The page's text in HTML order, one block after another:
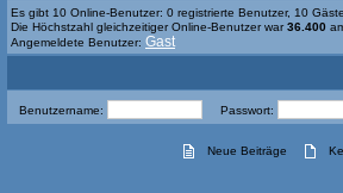
Es gibt 10 Online-Benutzer: 0 registrierte Benutzer, 10
Die Höchstzahl gleichzeitiger Online-Benutzer war36.400
Angemeldete Benutzer: Gast
Benutzername: Passwort:
Neue Beiträge